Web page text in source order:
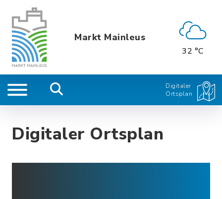
Markt Mainleus
32 °C
Digitaler
Ortsplan
Digitaler Ortsplan